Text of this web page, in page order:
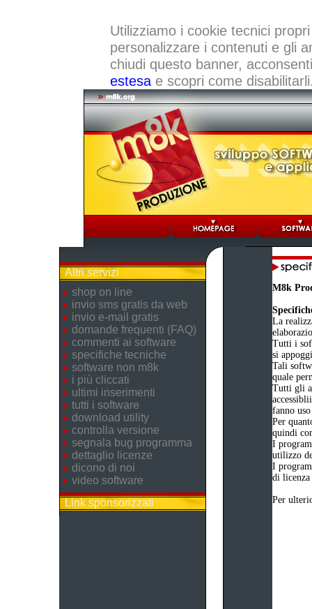
Utilizziamo i cookie tecnici
personalizzare i contenuti e gli
chiudi questo banner,
estesae scopri come
Altri servizi
shop on line
invio sms gratis da web
invio e-mail gratis
domande frequenti (FAQ)
commenti ai software
specifiche tecniche
software non m8k
i più cliccati
ultimi inserimenti
tutti i software
download utility
controlla versione
segnala bug programma
dettaglio licenze
dicono di noi
video software
Link sponsorizzati
M8k
La
Tutti i
si
Tali
quale
Tutti gli
fanno uso
Per
quindi
I
utilizzo
I
di licenza
Per